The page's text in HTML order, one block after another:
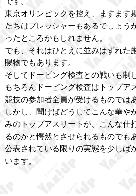
東京オリンピックを控え、ますます
たちはプレッシャーもあるでしょう
ったところかもしれません。
でも、それはひとえに並みはずれた
賜物でもあります。
そしてドーピング検査との戦いも制
もちろんドーピング検査はトップア
競技の参加者全員が受けるものでは
しかし、聞けばどうしてこんな華や
みのトップアスリートが、こんな仕
るのかと愕然とさせられるものでも
公表されている限りの実態を少しば
います。